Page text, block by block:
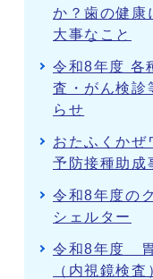
か？歯の健康
大事なこと
令和8年度 各
査・がん検診
らせ
おたふくかぜ
予防接種助成
令和8年度の
シェルター
令和8年度
（内視鏡検査